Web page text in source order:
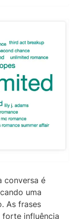
conversa é
uma
As frases
forte influência